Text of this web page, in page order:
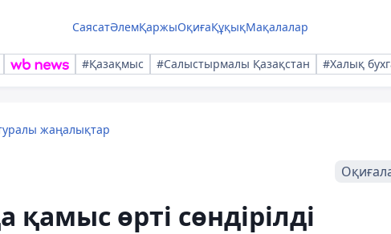
СаясатӘлемҚаржыОқиғаҚұқықМақалалар
#Қазақмыс #Салыстырмалы Қазақстан #Халық
жаңалықтар
өрті сөндірілді